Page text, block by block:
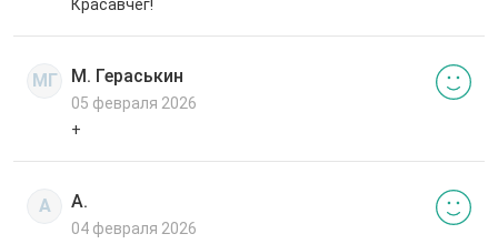
Красавчег!
МГ М. Гераськин
05 февраля 2026
+
А А.
04 февраля 2026